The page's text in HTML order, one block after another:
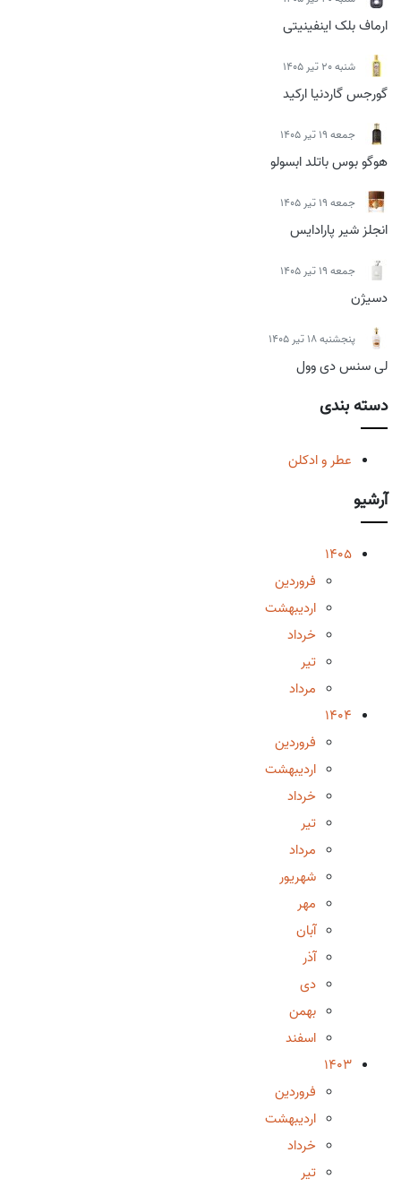
ارماف بلک اینفینیتی
شنبه 20 تیر 1405
گورجس گاردنیا ارکید
جمعه 19 تیر 1405
هوگو بوس باتلد ابسولو
جمعه 19 تیر 1405
انجلز شیر پارادایس
جمعه 19 تیر 1405
دسیژن
پنجشنبه 18 تیر 1405
لی سنس دی وول
دسته بندی
عطر و ادکلن
آرشیو
1405
فروردین
اردیبهشت
خرداد
تیر
مرداد
1404
فروردین
اردیبهشت
خرداد
تیر
مرداد
شهریور
مهر
آبان
آذر
دی
بهمن
اسفند
1403
فروردین
اردیبهشت
خرداد
تیر